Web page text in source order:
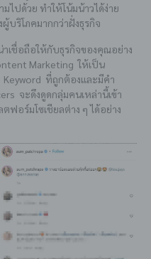
ไปด้วย ทำให้โน้มน้าวได้ง่าย
บริโภคมากกว่าฝั่งธุรกิจ
เชื่อถือให้กับธุรกิจของคุณอย่าง
Marketing ให้เป็น
ที่ถูกต้องและมีคำ
จะดึงดูดกลุ่มคนเหล่านี้เข้า
ฟอร์มโซเชียลต่าง ๆ ได้อย่าง